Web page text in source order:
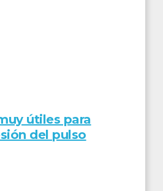
útiles para
del pulso